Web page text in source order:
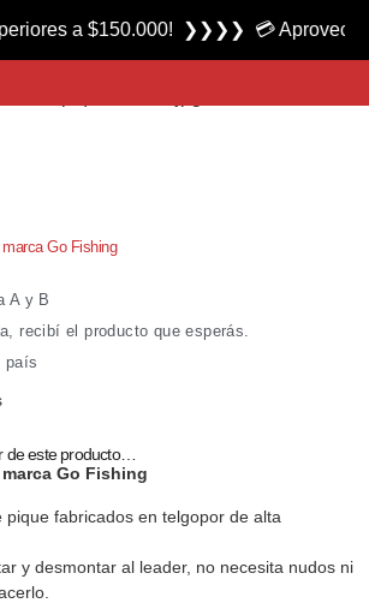
Go Fishing
Go Fishing
A y B
recibí el producto que esperás.
país
de este producto…
Go Fishing
pique fabricados en telgopor de alta
y desmontar al leader, no necesita nudos ni
$150.000! ❯❯❯❯ 💳 Aprovecha las 3